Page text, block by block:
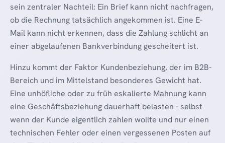
sein zentraler Nachteil: Ein Brief kann nicht nachfragen,
ob die Rechnung tatsächlich angekommen ist. Eine E-
Mail kann nicht erkennen, dass die Zahlung schlicht an
einer abgelaufenen Bankverbindung gescheitert ist.
Hinzu kommt der Faktor Kundenbeziehung, der im B2B-
Bereich und im Mittelstand besonderes Gewicht hat.
Eine unhöfliche oder zu früh eskalierte Mahnung kann
eine Geschäftsbeziehung dauerhaft belasten - selbst
wenn der Kunde eigentlich zahlen wollte und nur einen
technischen Fehler oder einen vergessenen Posten auf